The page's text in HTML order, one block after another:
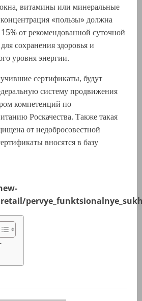
витамины или минеральные
«пользы» должна
15% от рекомендованной суточной
сохранения здоровья и
уровня энергии.
сертификаты, будут
систему продвижения
компетенций по
Роскачества. Также такая
от недобросовестной
вносятся в базу